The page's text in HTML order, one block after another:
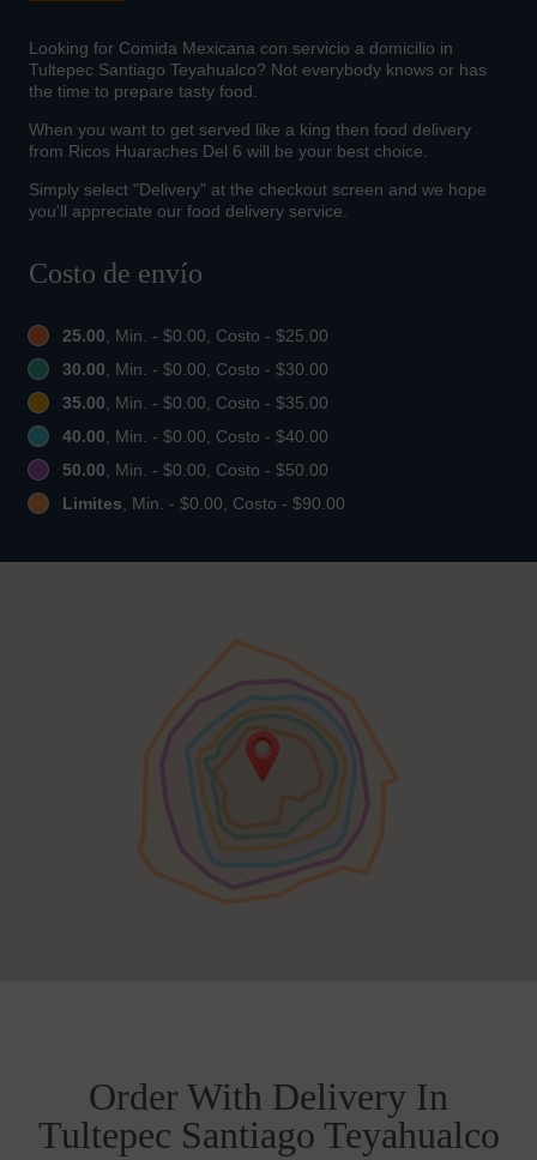
Looking for Comida Mexicana con servicio a domicilio in
Tultepec Santiago Teyahualco? Not everybody knows or has
the time to prepare tasty food.
When you want to get served like a king then food delivery
from Ricos Huaraches Del 6 will be your best choice.
Simply select "Delivery" at the checkout screen and we hope
you'll appreciate our food delivery service.
Costo de envío
25.00, Min. - $0.00, Costo - $25.00
30.00, Min. - $0.00, Costo - $30.00
35.00, Min. - $0.00, Costo - $35.00
40.00, Min. - $0.00, Costo - $40.00
50.00, Min. - $0.00, Costo - $50.00
Limites, Min. - $0.00, Costo - $90.00
Order With Delivery In
Tultepec Santiago Teyahualco